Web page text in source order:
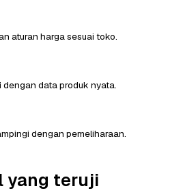
aturan harga sesuai toko.
data produk nyata.
dengan pemeliharaan.
yang teruji